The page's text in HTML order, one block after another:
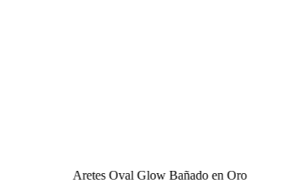
Aretes Oval Glow Bañado en Oro